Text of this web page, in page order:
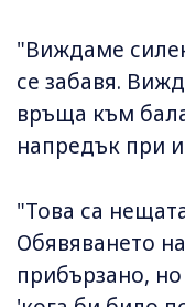
"Виждаме
се забавя.
връща към
напредък при
"Това са
Обявяването
прибързано,